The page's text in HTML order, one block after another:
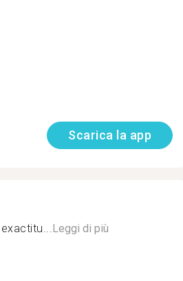
Scarica la app
Leggi di più